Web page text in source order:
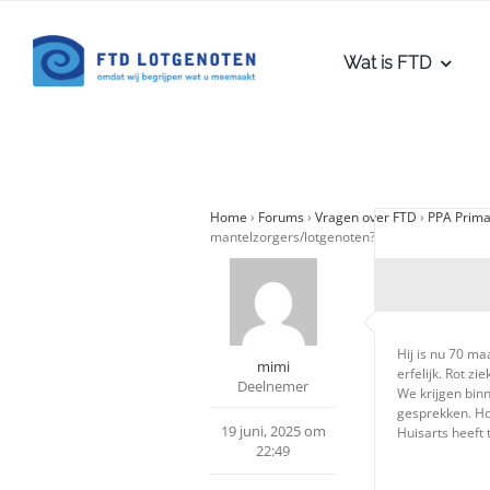
naar
inhoud
Wat is FTD
Home › Forums› Vragen over FTD › PPA
mantelzorgers/lotgenoten?
mimi
Deelnemer
19 juni, 2025 om
22:49
Hij is nu 70
erfelijk. Rot
We krijgen
gesprekken.
Huisarts heeft